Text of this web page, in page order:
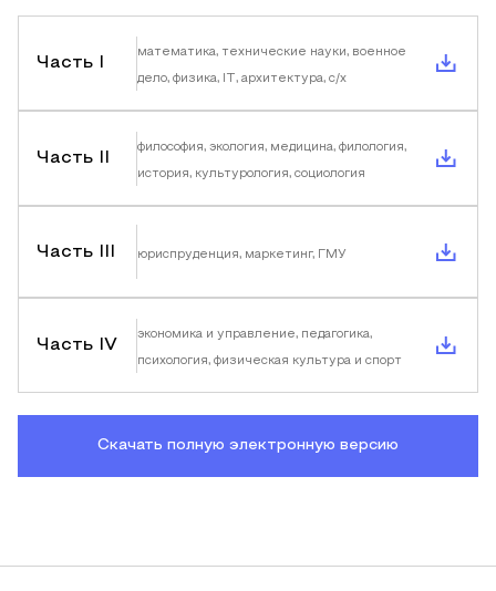
Часть I
математика, технические науки, военное
дело, физика, IT, архитектура, с/х
Часть II
философия, экология, медицина, филология,
история, культурология, социология
Часть III юриспруденция, маркетинг, ГМУ
Часть IV
экономика и управление, педагогика,
психология, физическая культура и спорт
Скачать полную электронную версию